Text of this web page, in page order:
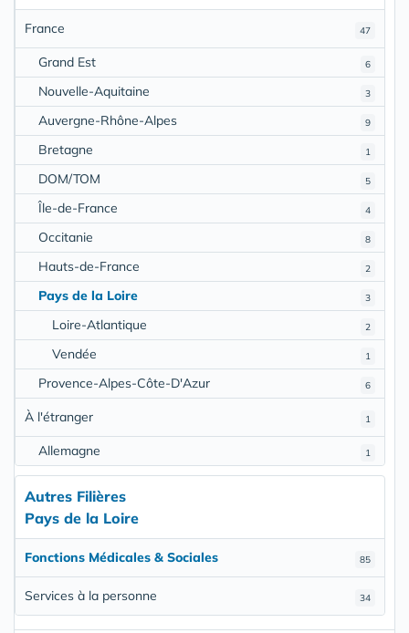
47
France
6
Grand Est
3
Nouvelle-Aquitaine
9
Auvergne-Rhône-Alpes
1
Bretagne
5
DOM/TOM
4
Île-de-France
8
Occitanie
2
Hauts-de-France
3
Pays de la Loire
2
Loire-Atlantique
1
Vendée
6
Provence-Alpes-Côte-D'Azur
1
À l'étranger
1
Allemagne
Autres Filières
Pays de la Loire
85
Fonctions Médicales & Sociales
34
Services à la personne